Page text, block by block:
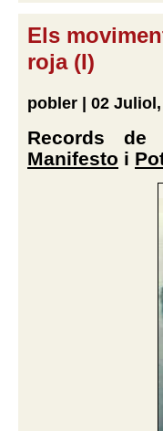
Els
roja (I)
pobler | 02 Juliol,
Records
Manifesto i